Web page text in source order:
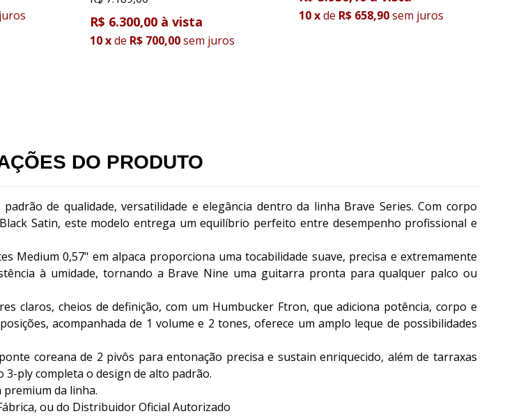
R$ 6.300,00
10xde R$ 700,00sem juros
10xde R$ 658,90sem juros
DO PRODUTO
de qualidade, versatilidade e elegância dentro da linha Brave Series. Com corpo
Satin, este modelo entrega um equilíbrio perfeito entre desempenho profissional e
Medium 0,57" em alpaca proporciona uma tocabilidade suave, precisa e extremamente
à umidade, tornando a Brave Nine uma guitarra pronta para qualquer palco ou
claros, cheios de definição, com um Humbucker Ftron, que adiciona potência, corpo e
acompanhada de 1 volume e 2 tones, oferece um amplo leque de possibilidades
coreana de 2 pivôs para entonação precisa e sustain enriquecido, além de tarraxas
3-ply completa o design de alto padrão.
da linha.
ou do Distribuidor Oficial Autorizado